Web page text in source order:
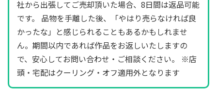
社から出張してご売却頂いた場合、8日間は返品可能
です。 品物を手離した後、「やはり売らなければ良
かったな」と感じられることもあるかもしれませ
ん。期間以内であれば作品をお返しいたしますの
で、安心してお問い合わせ・ご相談ください。 ※店
頭・宅配はクーリング・オフ適用外となります